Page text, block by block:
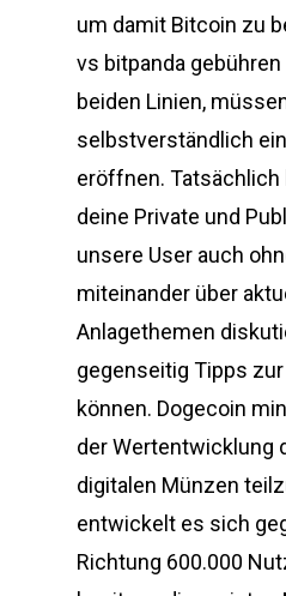
um damit Bitcoin zu
vs bitpanda
beiden Linien,
selbstverständlich
eröffnen.
deine Private und
unsere User auch
miteinander über
Anlagethemen
gegenseitig Tipps
können. Dogecoin
der Wertentwicklung
digitalen Münzen
entwickelt es sich
Richtung 600.000